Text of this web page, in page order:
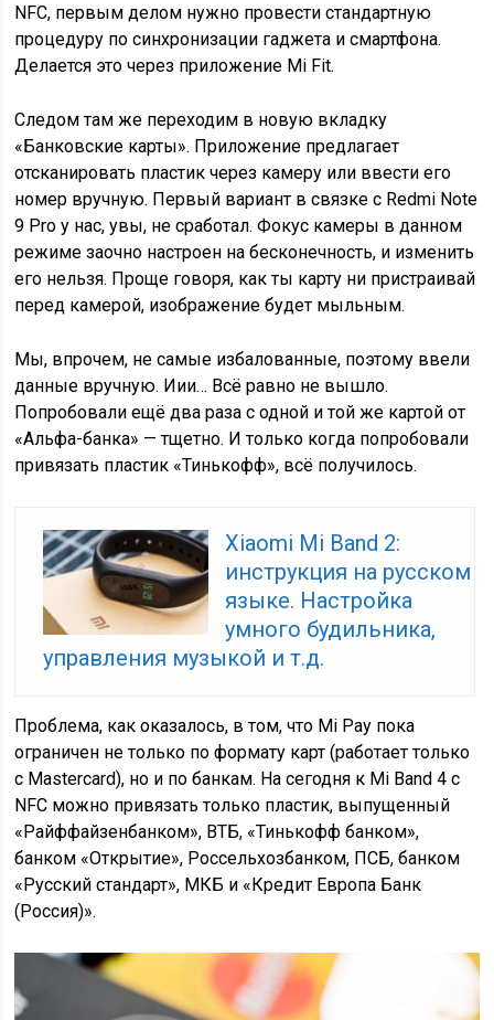
NFC, первым делом нужно провести стандартную
процедуру по синхронизации гаджета и смартфона.
Делается это через приложение Mi Fit.
Следом там же переходим в новую вкладку
«Банковские карты». Приложение предлагает
отсканировать пластик через камеру или ввести его
номер вручную. Первый вариант в связке с Redmi Note
9 Pro у нас, увы, не сработал. Фокус камеры в данном
режиме заочно настроен на бесконечность, и изменить
его нельзя. Проще говоря, как ты карту ни пристраивай
перед камерой, изображение будет мыльным.
Мы, впрочем, не самые избалованные, поэтому ввели
данные вручную. Иии… Всё равно не вышло.
Попробовали ещё два раза с одной и той же картой от
«Альфа-банка» — тщетно. И только когда попробовали
привязать пластик «Тинькофф», всё получилось.
Xiaomi Mi Band 2:
инструкция на русском
языке. Настройка
умного будильника,
управления музыкой и т.д.
Проблема, как оказалось, в том, что Mi Pay пока
ограничен не только по формату карт (работает только
с Mastercard), но и по банкам. На сегодня к Mi Band 4 с
NFC можно привязать только пластик, выпущенный
«Райффайзенбанком», ВТБ, «Тинькофф банком»,
банком «Открытие», Россельхозбанком, ПСБ, банком
«Русский стандарт», МКБ и «Кредит Европа Банк
(Россия)».